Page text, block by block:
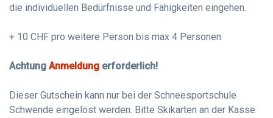
die individuellen Bedürfnisse und Fähigkeiten eingehen.
+ 10 CHF pro weitere Person bis max 4 Personen
Achtung Anmeldung erforderlich!
Dieser Gutschein kann nur bei der Schneesportschule
Schwende eingelöst werden. Bitte Skikarten an der Kasse